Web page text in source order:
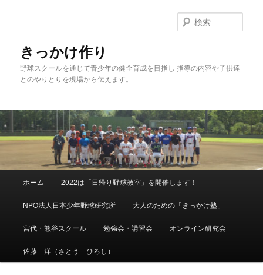
移
動
きっかけ作り
野球スクールを通じて青少年の健全育成を目指し 指導の内容や子供達
とのやりとりを現場から伝えます。
索
ホーム 2022は「日帰り野球教室」を開催します！
NPO法人日本少年野球研究所 大人のための「きっかけ塾」
宮代・熊谷スクール 勉強会・講習会 オンライン研究会
佐藤 洋（さとう ひろし）